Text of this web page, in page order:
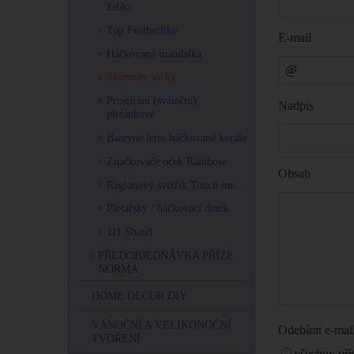
žabky
Top Featherlike
Háčkovaná mandalka
Skimmer socks
Prostírání (sváteční)
pletánkové
Barevné letní háčkované korále
Značkovače oček Rainbow
Raglánový svetřík Touch me...
Pletařský / háčkovací deník
111 Shawl
PŘEDOBJEDNÁVKA PŘÍZE
NORMA
HOME DECOR DIY
VÁNOČNÍ A VELIKONOČNÍ
TVOŘENÍ
E-mail
Nadpis
Obsah
Odebírat e-